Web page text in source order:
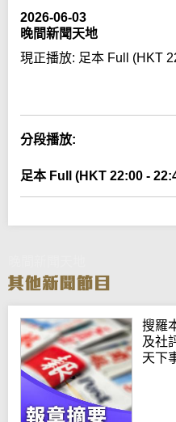
2026-06-03
晚間新聞天地
現正播放: 足本 Full (HKT
分段播放:
足本 Full (HKT 22:00 -
搜羅
及社
天下